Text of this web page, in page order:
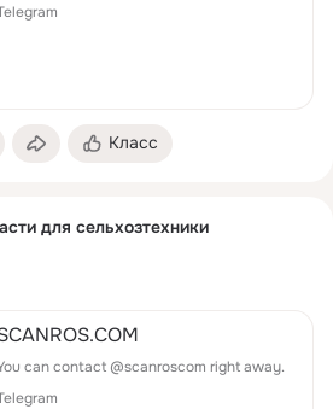
Класс
для сельхозтехники
can contact @scanroscom right away.